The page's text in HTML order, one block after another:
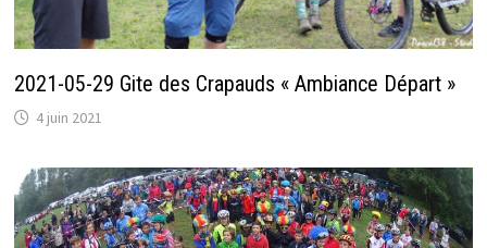
2021-05-29 Gite des Crapauds « Ambiance Départ »
4 juin 2021